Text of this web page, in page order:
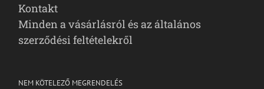
Kontakt
Minden a vásárlásról és az általános
szerződési feltételekről
NEM KÖTELEZŐ MEGRENDELÉS